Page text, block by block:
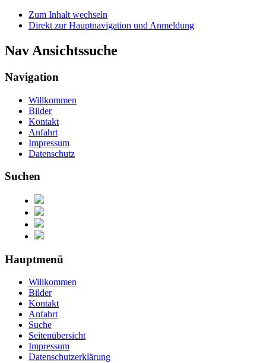
Zum Inhalt wechseln
Direkt zur Hauptnavigation und Anmeldung
Nav Ansichtssuche
Navigation
Willkommen
Bilder
Kontakt
Anfahrt
Impressum
Datenschutz
Suchen
Hauptmenü
Willkommen
Bilder
Kontakt
Anfahrt
Suche
Seitenübersicht
Impressum
Datenschutzerklärung